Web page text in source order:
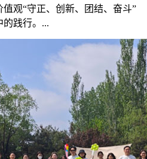
观“守正、创新、团结、奋斗”
的践行。...